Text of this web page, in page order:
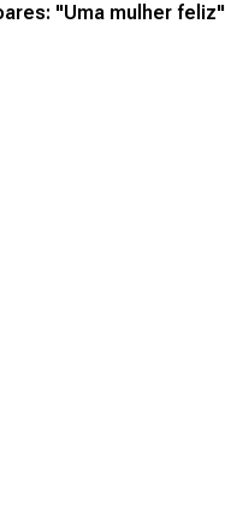
"Uma mulher feliz"